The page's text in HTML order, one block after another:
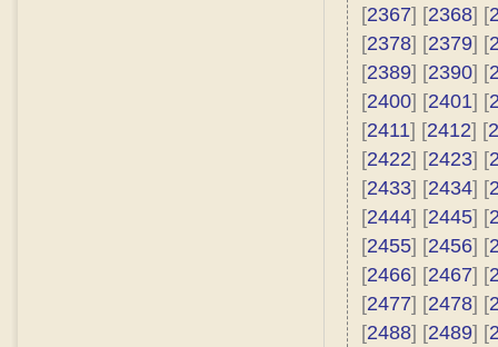
[2367] [2368] [
[2378] [2379] [
[2389] [2390] [
[2400] [2401] [
[2411] [2412] [
[2422] [2423] [
[2433] [2434] [
[2444] [2445] [
[2455] [2456] [
[2466] [2467] [
[2477] [2478] [
[2488] [2489] [